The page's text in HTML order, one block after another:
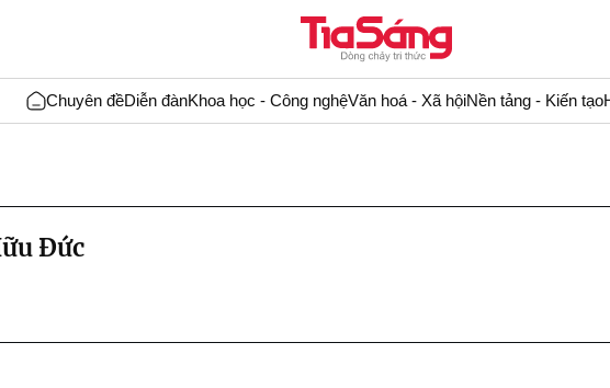
Chuyên đềDiễn đànKhoa học - Công nghệVăn hoá - Xã hộiNền tảng - Kiến tạo
Đức